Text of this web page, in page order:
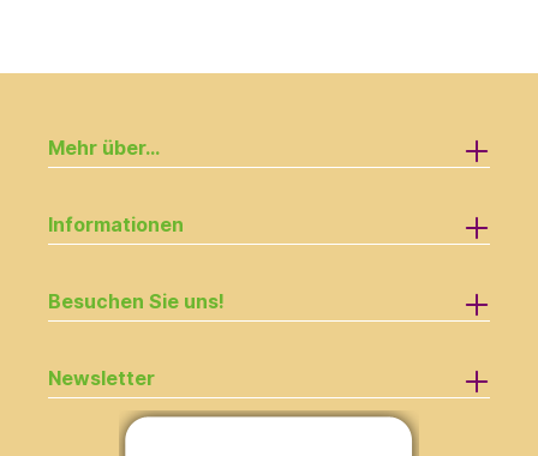
Mehr über...
Informationen
Besuchen Sie uns!
Newsletter